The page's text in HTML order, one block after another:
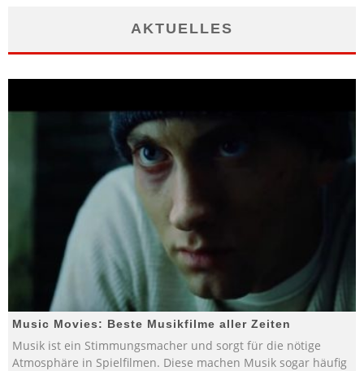
AKTUELLES
Music Movies: Beste Musikfilme aller Zeiten
Musik ist ein Stimmungsmacher und sorgt für die nötige
Atmosphäre in Spielfilmen. Diese machen Musik sogar häufig